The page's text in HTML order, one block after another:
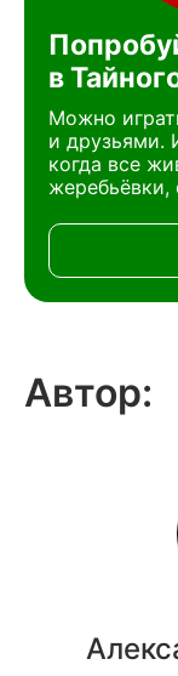
в
Можно
и друзьями.
когда все
жеребьёвки,
Автор: